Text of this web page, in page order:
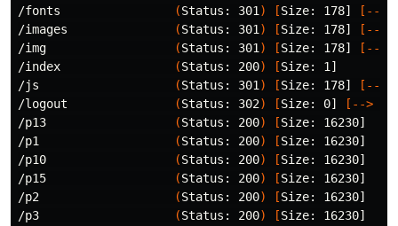
/fonts
(Status: 301 ) [Size: 178] [ --
/images
(Status: 301 ) [Size: 178] [ --
/img
(Status: 301 ) [Size: 178] [ --
/index
(Status: 200) [Size: 1]
/js
(Status: 301 ) [Size: 178] [ --
/logout
(Status: 302) [Size: 0] [ -->
/p13
(Status: 200) [Size: 16230]
/p1
(Status: 200) [Size: 16230]
/p10
(Status: 200) [Size: 16230]
/p15
(Status: 200) [Size: 16230]
/p2
(Status: 200) [Size: 16230]
/p3
(Status: 200) [Size: 16230]